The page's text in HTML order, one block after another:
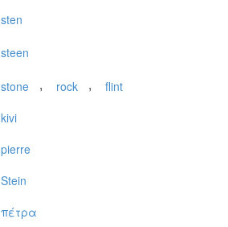
sten
steen
stone , rock , flint
kivi
pierre
Stein
πέτρα